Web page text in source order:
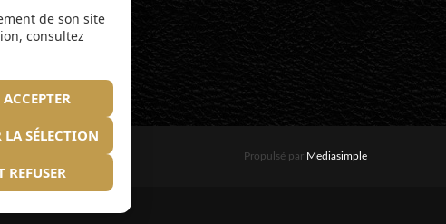
Propulsé par Mediasimple
de son site
consultez
LA SÉLECTION
REFUSER